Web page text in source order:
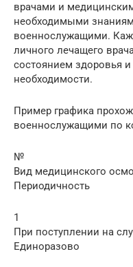
врачами и
необходимыми
военнослужащими.
личного лечащего
состоянием здоровья
необходимости.
Пример графика
военнослужащими по
№
Вид медицинского
Периодичность
1
При поступлении на
Единоразово